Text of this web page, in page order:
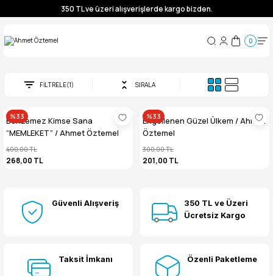
350 TL ve üzeri alışverişlerde kargo bizden.
0
FİLTRELE(1) SIRALA
%33
Benzemez Kimse Sana
“MEMLEKET” / Ahmet Öztemel
400,00 TL
268,00 TL
%33
Engellenen Güzel Ülkem / Ahmet
Öztemel
300,00 TL
201,00 TL
Güvenli Alışveriş
350 TL ve Üzeri
Ücretsiz Kargo
Taksit İmkanı Özenli Paketleme